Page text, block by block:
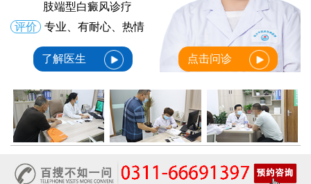
肢端型白癜风诊疗
评价
专业、有耐心、热情
了解医生 点击问诊